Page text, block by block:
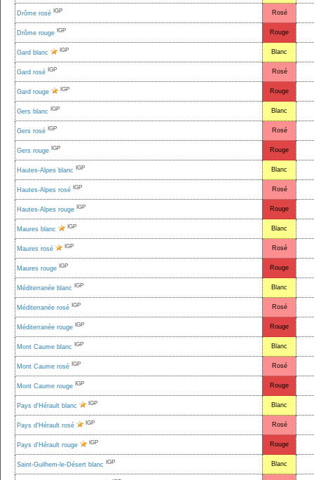
Drôme rosé IGP Rosé
Drôme rouge IGP Rouge
Gard blanc IGP Blanc
Gard rosé IGP Rosé
Gard rouge IGP Rouge
Gers blanc IGP Blanc
Gers rosé IGP Rosé
Gers rouge IGP Rouge
Hautes-Alpes blanc IGP Blanc
Hautes-Alpes rosé IGP Rosé
Hautes-Alpes rouge IGP Rouge
Maures blanc IGP Blanc
Maures rosé IGP Rosé
Maures rouge IGP Rouge
Méditerranée blanc IGP Blanc
Méditerranée rosé IGP Rosé
Méditerranée rouge IGP Rouge
Mont Caume blanc IGP Blanc
Mont Caume rosé IGP Rosé
Mont Caume rouge IGP Rouge
Pays d'Hérault blanc IGP Blanc
Pays d'Hérault rosé IGP Rosé
Pays d'Hérault rouge IGP Rouge
Saint-Guilhem-le-Désert blanc IGP Blanc